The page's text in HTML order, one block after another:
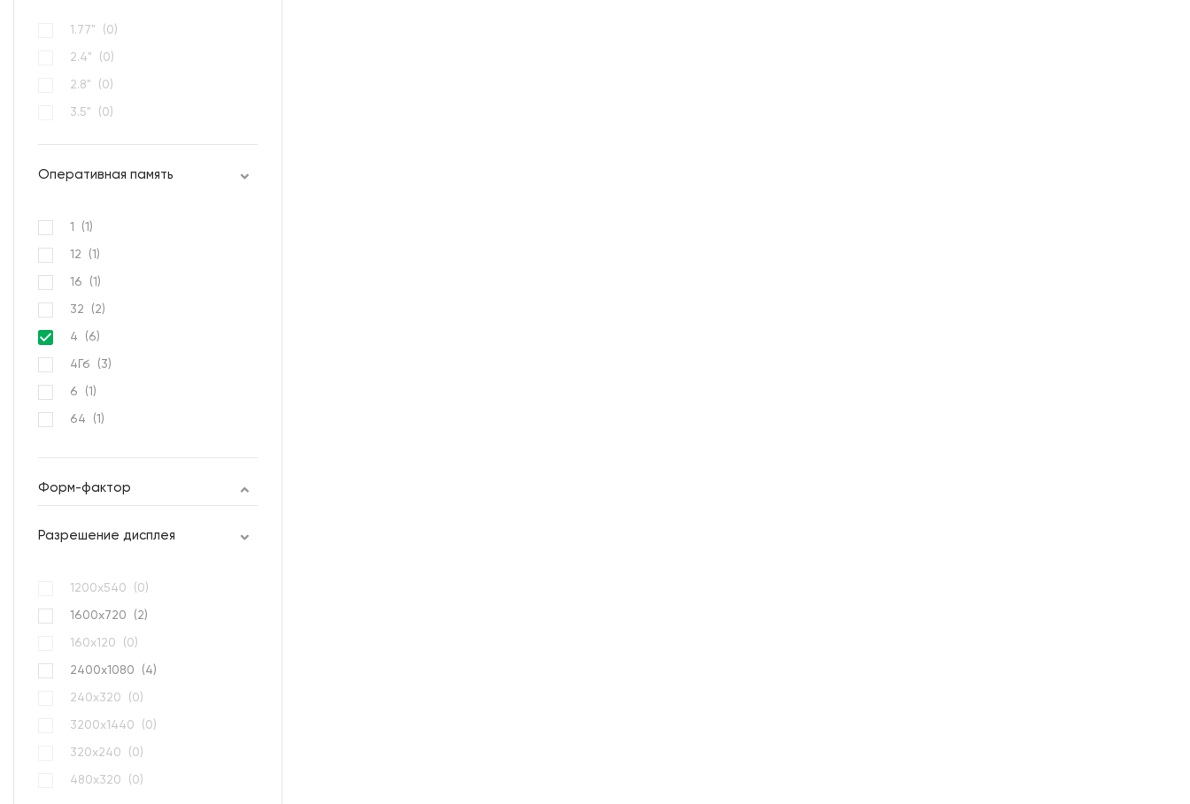
1.77" (0)
2.4" (0)
2.8" (0)
3.5" (0)
Оперативная память
1 (1 )
12 (1 )
16 (1 )
32 (2)
4 (6)
4Гб (3)
6 (1 )
64 (1 )
Форм-фактор
Разрешение дисплея
1200x540 (0)
1600x720 (2)
160х120 (0)
2400x1080 (4)
240x320 (0)
3200x1440 (0)
320х240 (0)
480х320 (0)